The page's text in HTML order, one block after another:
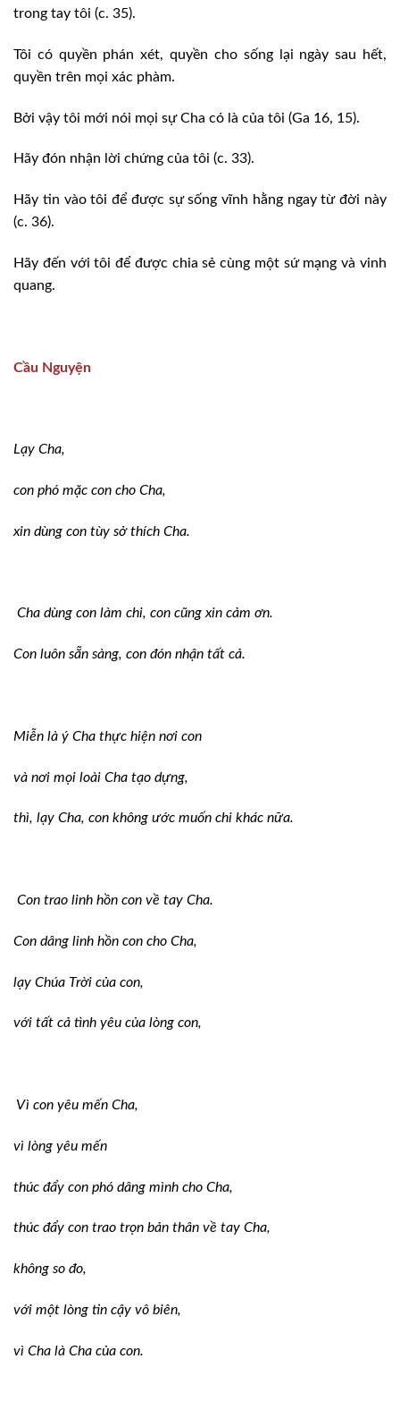
trong tay tôi (c. 35).
Tôi có quyền phán xét, quyền cho sống lại ngày sau hết,
quyền trên mọi xác phàm.
Bởi vậy tôi mới nói mọi sự Cha có là của tôi (Ga 16, 15).
Hãy đón nhận lời chứng của tôi (c. 33).
Hãy tin vào tôi để được sự sống vĩnh hằng ngay từ đời này
(c. 36).
Hãy đến với tôi để được chia sẻ cùng một sứ mạng và vinh
quang.
Cầu Nguyện
Lạy Cha,
con phó mặc con cho Cha,
xin dùng con tùy sở thích Cha.
Cha dùng con làm chi, con cũng xin cảm ơn.
Con luôn sẵn sàng, con đón nhận tất cả.
Miễn là ý Cha thực hiện nơi con
và nơi mọi loài Cha tạo dựng,
thì, lạy Cha, con không ước muốn chi khác nữa.
Con trao linh hồn con về tay Cha.
Con dâng linh hồn con cho Cha,
lạy Chúa Trời của con,
với tất cả tình yêu của lòng con,
Vì con yêu mến Cha,
vì lòng yêu mến
thúc đẩy con phó dâng mình cho Cha,
thúc đẩy con trao trọn bản thân về tay Cha,
không so đo,
với một lòng tin cậy vô biên,
vì Cha là Cha của con.